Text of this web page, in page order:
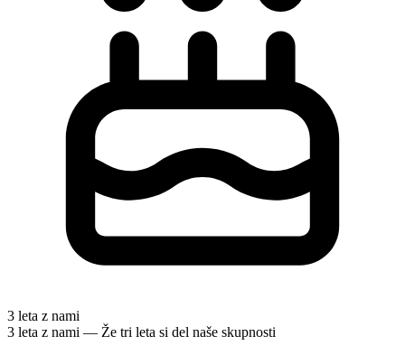
3 leta z nami
3 leta z nami — Že tri leta si del naše skupnosti